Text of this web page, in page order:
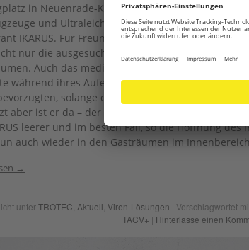
in Neuenrade-Küntrop, von wo aus bei gutem
und Ultraleicht-Flugzeuge gen Himmel
IKARUS. Für Freunde der gehobenen
nur die ausgesuchten Spezialitäten sorgen für
Auch das mediterrane Flair in den stilvoll
während ihres Aufenthaltes. Wenngleich viele
solange dies aufgrund der
aber ist er da – der kühle Herbst. Und mit ihm
leerer und im besten Fall, so die Hoffnung des
auch wieder in den Gasträumen im
unterTROTEC Aktuell ,Viren-Lösungen | Verschlagwortet
TACV+ | Hinterlasse einen